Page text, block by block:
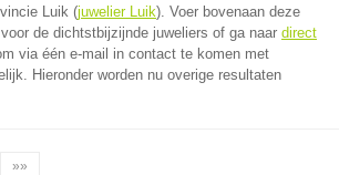
Luik (juwelier Luik). Voer bovenaan deze
de dichtstbijzijnde juweliers of ga naar direct
via één e-mail in contact te komen met
Hieronder worden nu overige resultaten
»»